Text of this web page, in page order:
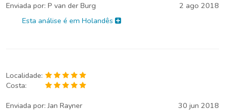
Enviada por: P van der Burg
2 ago 2018
Esta análise é em Holandês
Localidade:
Costa:
Enviada por:Jan Rayner
30 jun 2018